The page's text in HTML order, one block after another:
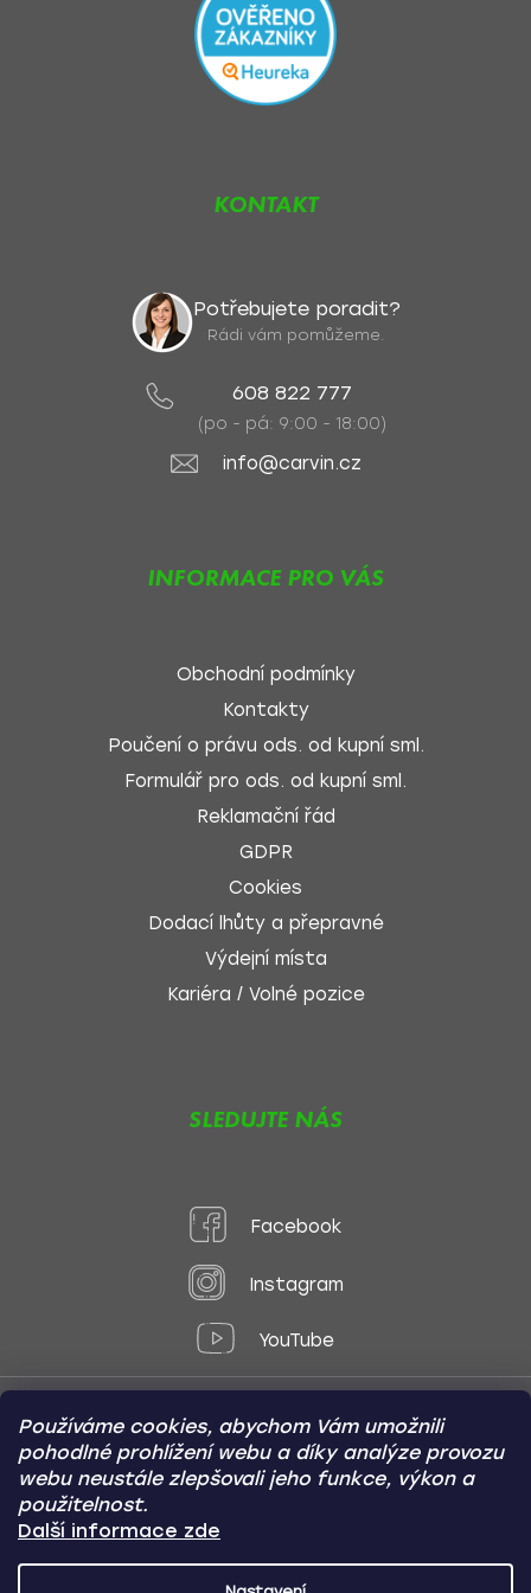
Používáme cookies, abychom Vám umožnili
pohodlné prohlížení webu a díky analýze provozu
webu neustále zlepšovali jeho funkce, výkon a
použitelnost.
Další informace zde
KONTAKT
Potřebujete poradit?
Rádi vám pomůžeme.
608 822 777
(po - pá: 9:00 - 18:00)
info@carvin.cz
INFORMACE PRO VÁS
Obchodní podmínky
Kontakty
Poučení o právu ods. od kupní sml.
Formulář pro ods. od kupní sml.
Reklamační řád
GDPR
Cookies
Dodací lhůty a přepravné
Výdejní místa
Kariéra / Volné pozice
SLEDUJTE NÁS
Facebook
Instagram
YouTube
Způsoby platby:
Online
Převod
Dobírka